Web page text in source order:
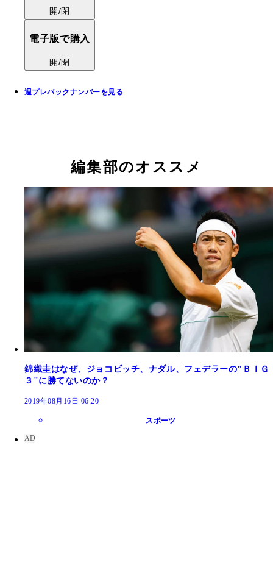
開/閉
電子版で購入
開/閉
週プレバックナンバーを見る
編集部のオススメ
錦織圭はなぜ、ジョコビッチ、ナダル、フェデラーの"ＢＩＧ
３"に勝てないのか？
2019年08月16日 06:20
スポーツ